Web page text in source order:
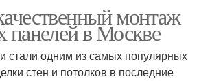
монтаж
панелей в Москве
стали одним из самых популярных
стен и потолков в последние